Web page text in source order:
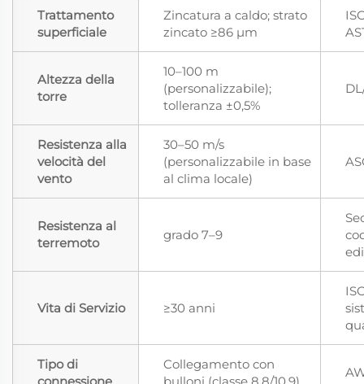
Trattamento
superficiale
Zincatura a caldo; strato
zincato ≥86 μm
Altezza della
torre
10–100 m
(personalizzabile);
tolleranza ±0,5%
Resistenza alla
velocità del
vento
30–50 m/s
(personalizzabile in base
al clima locale)
Resistenza al
terremoto
grado 7–9
Vita di Servizio ≥30 anni
Tipo di
Collegamento con